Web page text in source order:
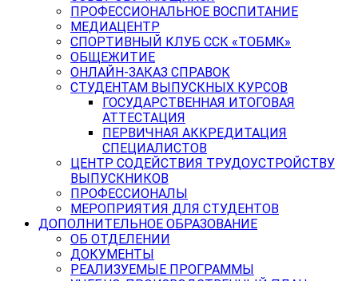
ПРОФЕССИОНАЛЬНОЕ ВОСПИТАНИЕ
МЕДИАЦЕНТР
СПОРТИВНЫЙ КЛУБ ССК «ТОБМК»
ОБЩЕЖИТИЕ
ОНЛАЙН-ЗАКАЗ СПРАВОК
СТУДЕНТАМ ВЫПУСКНЫХ КУРСОВ
ГОСУДАРСТВЕННАЯ ИТОГОВАЯ
АТТЕСТАЦИЯ
ПЕРВИЧНАЯ АККРЕДИТАЦИЯ
СПЕЦИАЛИСТОВ
ЦЕНТР СОДЕЙСТВИЯ ТРУДОУСТРОЙСТВУ
ВЫПУСКНИКОВ
ПРОФЕССИОНАЛЫ
МЕРОПРИЯТИЯ ДЛЯ СТУДЕНТОВ
ДОПОЛНИТЕЛЬНОЕ ОБРАЗОВАНИЕ
ОБ ОТДЕЛЕНИИ
ДОКУМЕНТЫ
РЕАЛИЗУЕМЫЕ ПРОГРАММЫ